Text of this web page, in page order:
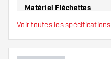
Matériel Fléchettes
Type du nez des fléchettes
Voir toutes les spécifications